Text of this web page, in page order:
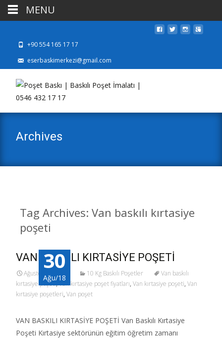
+90 554 165 17 17
eserbaskimerkezi@gmail.com
Archives
Tag Archives: Van baskılı kırtasiye
poşeti
30
Ağu/18
VAN BASKILI KIRTASİYE POŞETİ
Ağustos 30, 2018 10 Kg Baskılı Poşetler
Van baskılı
kırtasiye poşeti,Van kırtasiye poşet fiyatları, Van kırtasiye poşeti, Van
kırtasiye poşetleri, Van poşet
VAN BASKILI KIRTASİYE POŞETİ Van Baskılı Kırtasiye
Poşeti Kırtasiye sektörünün eğitim öğretim zamanı
MENU